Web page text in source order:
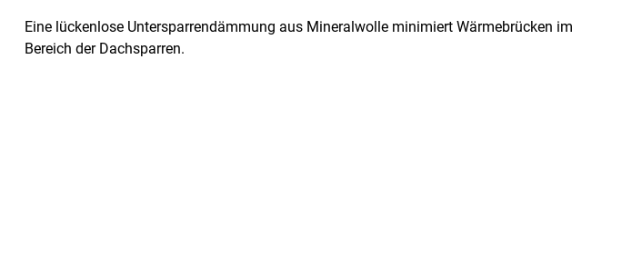
Eine lückenlose Untersparrendämmung aus Mineralwolle minimiert Wärmebrücken im
Bereich der Dachsparren.